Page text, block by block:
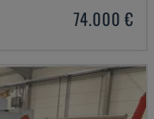
74.000 €